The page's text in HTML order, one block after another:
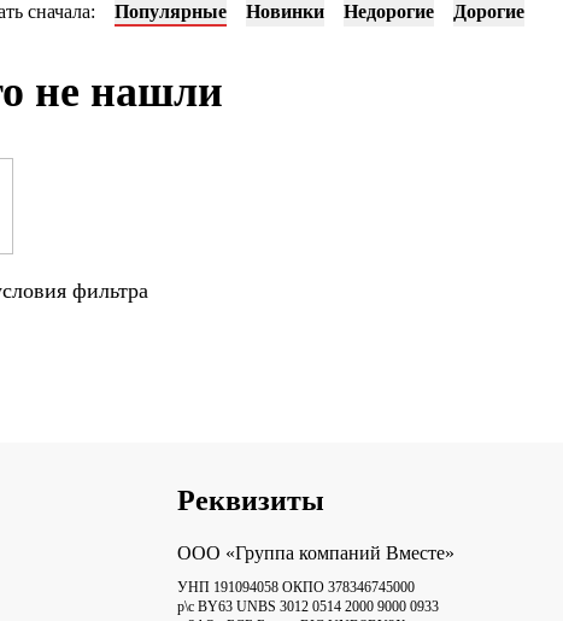
сначала: Популярные Новинки Недорогие Дорогие
не нашли
фильтра
Реквизиты
ООО «Группа компаний Вместе»
УНП 191094058 ОКПО 378346745000
р\с BY63 UNBS 3012 0514 2000 9000 0933